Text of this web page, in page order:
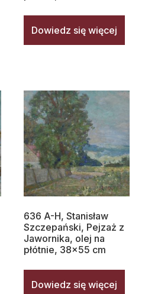
Dowiedz się więcej
636 A-H, Stanisław
Szczepański, Pejzaż z
Jawornika, olej na
płótnie, 38×55 cm
Dowiedz się więcej